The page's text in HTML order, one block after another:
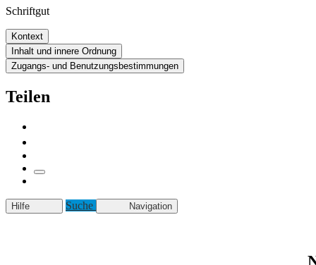
Schriftgut
Kontext
Inhalt und innere Ordnung
Zugangs- und Benutzungsbestimmungen
Teilen
Hilfe Suche Navigation